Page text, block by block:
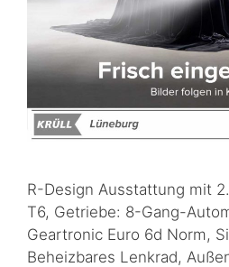
R-Design Ausstattung mit
T6, Getriebe: 8-Gang-
Geartronic Euro 6d Norm,
Beheizbares Lenkrad,